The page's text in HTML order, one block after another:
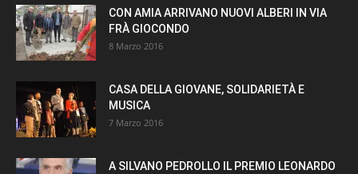
CON AMIA ARRIVANO NUOVI ALBERI IN VIA
FRÀ GIOCONDO
8 Marzo 2016
CASA DELLA GIOVANE, SOLIDARIETÀ E
MUSICA
7 Marzo 2016
A SILVANO PEDROLLO IL PREMIO LEONARDO